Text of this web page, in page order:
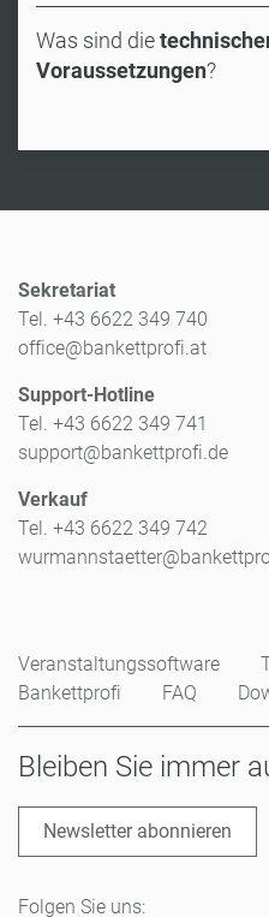
Was sind die
Voraussetzungen?
Sekretariat
Tel. +43 6622 349 740
office@bankettprofi.at
Support-Hotline
Tel. +43 6622 349 741
support@bankettprofi.de
Verkauf
Tel. +43 6622 349 742
Veranstaltungssoftware
Bankettprofi
FAQ
Bleiben Sie immer
Newsletter abonnieren
Folgen Sie uns: